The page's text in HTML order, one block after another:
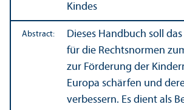
Kindes
Abstract:
Dieses Handbuch soll
für die Rechtsnormen
zur Förderung der
Europa schärfen und
verbessern. Es dient als